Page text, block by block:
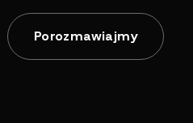
Porozmawiajmy